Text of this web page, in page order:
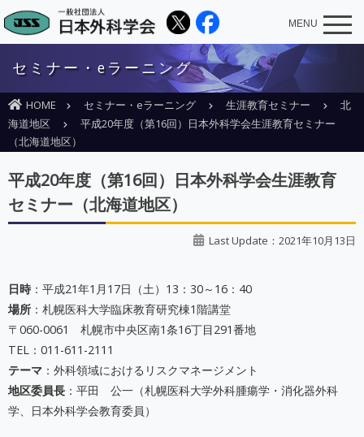
MENU
セミナー・eラーニング
HOME セミナー・eラーニング 生涯教育セミナー
北
海道地区
平成20年度（第16回）日本外科学会生涯教育セミナー
（北海道地区）
平成20年度（第16回）日本外科学会生涯教育
セミナー（北海道地区）
Last Update：2021年10月13日
日時：平成21年1月17日（土）13：30～16：40
場所 ：札幌医科大学臨床教育研究棟1階講堂
〒060-0061 札幌市中央区南1条16丁目291番地
TEL：011-611-2111
テーマ ：外科領域におけるリスクマネージメント
地区委員長 ：平田 公一（札幌医科大学外科腫瘍学・消化器外科
学、日本外科学会教育委員）